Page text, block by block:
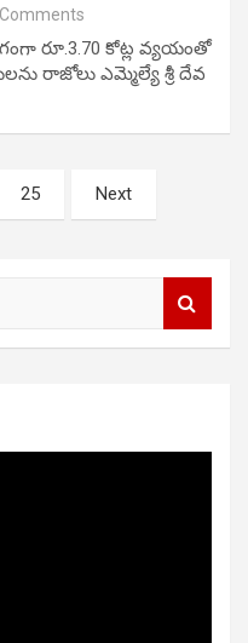
రూ.3.70 కోట్ల వ్యయంతో
రాజోలు ఎమ్మెల్యే శ్రీ దేవ
25 Next